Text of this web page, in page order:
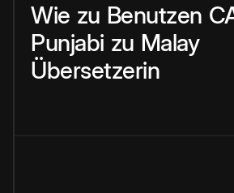
Wie zu Benutzen
Punjabi zu Malay
Übersetzerin